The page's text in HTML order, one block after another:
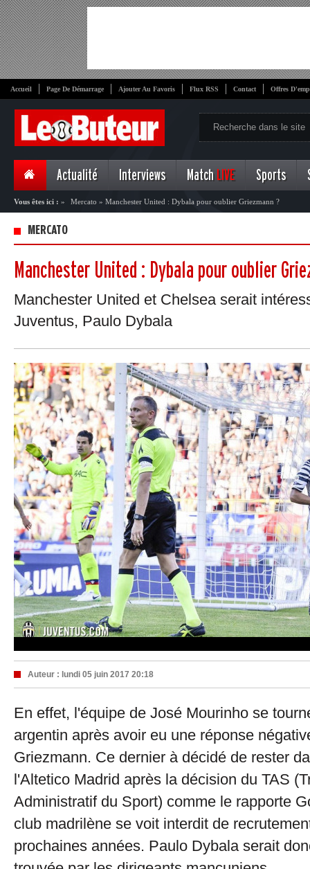
Accueil Page De Démarrage Ajouter Au Favoris Flux RSS Contact Offres
Actualité Interviews Match LIVE Sports
Vous êtes ici : » Mercato » Manchester United : Dybala pour oublier Griezmann ?
MERCATO
Manchester United : Dybala pour oublier
Manchester United et Chelsea serait
Juventus, Paulo Dybala
Auteur : lundi 05 juin 2017 20:18
En effet, l'équipe de José Mourinho se
argentin après avoir eu une réponse
Griezmann. Ce dernier à décidé de rester
l'Altetico Madrid après la décision du TAS
Administratif du Sport) comme le rapporte
club madrilène se voit interdit de
prochaines années. Paulo Dybala serait